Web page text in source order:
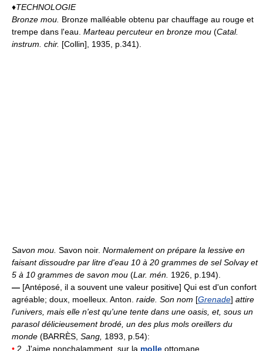
♦TECHNOLOGIE
Bronze mou. Bronze malléable obtenu par chauffage au rouge et
trempe dans l'eau. Marteau percuteur en bronze mou (Catal.
instrum. chir. [Collin], 1935, p.341).
Savon mou. Savon noir. Normalement on prépare la lessive en
faisant dissoudre par litre d'eau 10 à 20 grammes de sel Solvay et
5 à 10 grammes de savon mou (Lar. mén. 1926, p.194).
— [Antéposé, il a souvent une valeur positive] Qui est d'un confort
agréable; doux, moelleux. Anton. raide. Son nom [Grenade] attire
l'univers, mais elle n'est qu'une tente dans une oasis, et, sous un
parasol délicieusement brodé, un des plus mols oreillers du
monde (BARRÈS, Sang, 1893, p.54):
• 2. J'aime nonchalamment, sur la molle ottomane,